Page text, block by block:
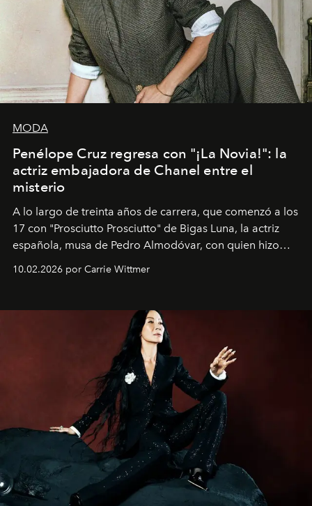
MODA
Penélope Cruz regresa con "¡La Novia!": la
actriz embajadora de Chanel entre el
misterio
A lo largo de treinta años de carrera, que comenzó a los
17 con "Prosciutto Prosciutto" de Bigas Luna, la actriz
española, musa de Pedro Almodóvar, con quien hizo
Barcelona", ha dividido su tiempo entre Europa y
dirigida por Maggie Gyllenhaal.
10.02.2026 por Carrie Wittmer